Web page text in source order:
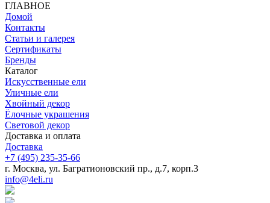
ГЛАВНОЕ
Домой
Контакты
Статьи и галерея
Сертификаты
Бренды
Каталог
Искусственные ели
Уличные ели
Хвойный декор
Ёлочные украшения
Световой декор
Доставка и оплата
Доставка
+7 (495) 235-35-66
г. Москва, ул. Багратионовский пр., д.7, корп.3
info@4eli.ru